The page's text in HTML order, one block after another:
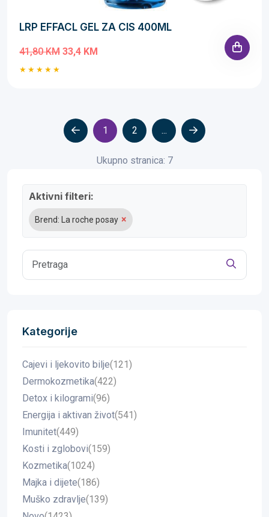
Aktivni filteri:
Brend: La roche posay ×
Kategorije
Cajevi i ljekovito bilje(121)
Dermokozmetika(422)
Detox i kilogrami(96)
Energija i aktivan život(541)
Imunitet(449)
Kosti i zglobovi(159)
Kozmetika(1024)
Majka i dijete(186)
Muško zdravlje(139)
LRP EFFACL GEL ZA CIS 400ML
41,80 KM 33,4 KM
1 2 ...
Ukupno stranica: 7